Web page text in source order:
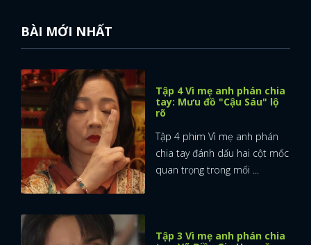
BÀI MỚI NHẤT
Tập 4 Vì mẹ anh phán chia
tay: Mưu đồ "Cậu Sáu" lộ
rõ
Tập 4 phim Vì mẹ anh phán
chia tay đánh dấu hai cột mốc
quan trọng trong mối ...
Tập 3 Vì mẹ anh phán chia